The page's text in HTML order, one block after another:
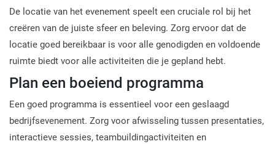
De locatie van het evenement speelt een cruciale rol bij het
creëren van de juiste sfeer en beleving. Zorg ervoor dat de
locatie goed bereikbaar is voor alle genodigden en voldoende
ruimte biedt voor alle activiteiten die je gepland hebt.
Plan een boeiend programma
Een goed programma is essentieel voor een geslaagd
bedrijfsevenement. Zorg voor afwisseling tussen presentaties,
interactieve sessies, teambuildingactiviteiten en